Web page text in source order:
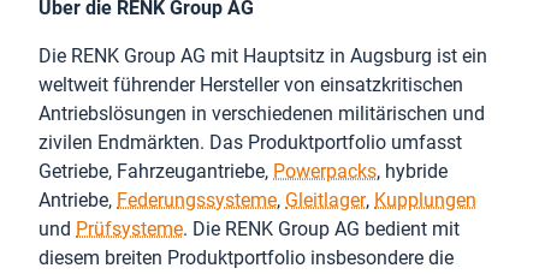
Über die RENK Group AG
Die RENK Group AG mit Hauptsitz in Augsburg ist ein
weltweit führender Hersteller von einsatzkritischen
Antriebslösungen in verschiedenen militärischen und
zivilen Endmärkten. Das Produktportfolio umfasst
Getriebe, Fahrzeugantriebe, Powerpacks, hybride
Antriebe, Federungssysteme, Gleitlager, Kupplungen
und Prüfsysteme. Die RENK Group AG bedient mit
diesem breiten Produktportfolio insbesondere die